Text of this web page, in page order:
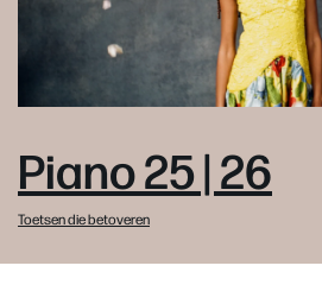
Piano 25 | 26
Toetsen die betoveren